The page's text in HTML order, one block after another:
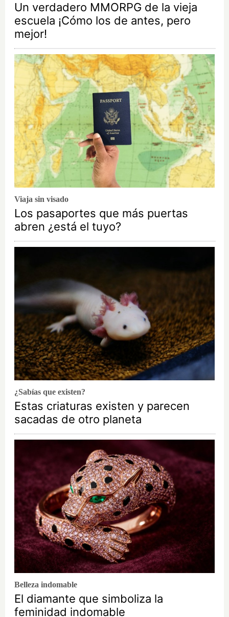
Un verdadero MMORPG de la vieja
escuela ¡Cómo los de antes, pero
mejor!
Viaja sin visado
Los pasaportes que más puertas
abren ¿está el tuyo?
¿Sabías que existen?
Estas criaturas existen y parecen
sacadas de otro planeta
Belleza indomable
El diamante que simboliza la
feminidad indomable